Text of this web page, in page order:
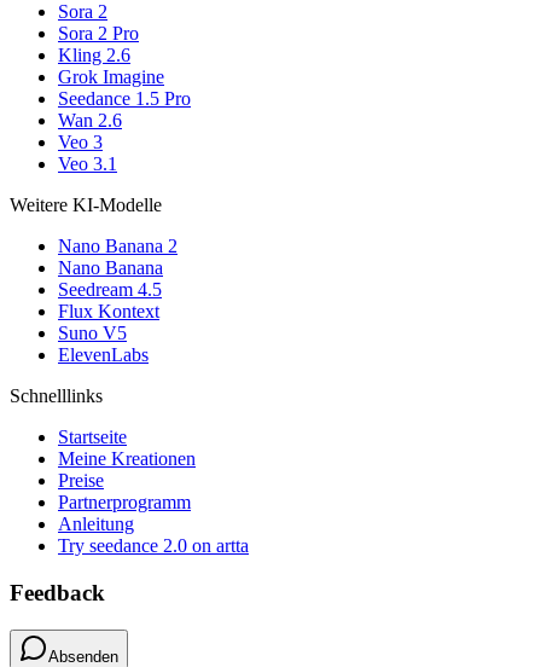
Sora 2
Sora 2 Pro
Kling 2.6
Grok Imagine
Seedance 1.5 Pro
Wan 2.6
Veo 3
Veo 3.1
Weitere KI-Modelle
Nano Banana 2
Nano Banana
Seedream 4.5
Flux Kontext
Suno V5
ElevenLabs
Schnelllinks
Startseite
Meine Kreationen
Preise
Partnerprogramm
Anleitung
Try seedance 2.0 on artta
Feedback
Absenden